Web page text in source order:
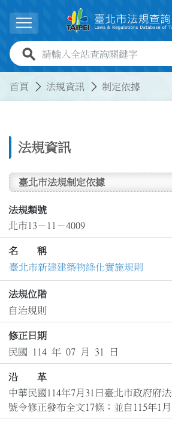
展開選單
全站查詢關鍵字欄位
首頁 法規資訊 制定依據
法規資訊
臺北市法規制定依據
法規類號
北市13－11－4009
名 稱
臺北市新建建築物綠化實施規則
法規位階
自治規則
修正日期
民國 114 年 07 月 31 日
沿 革
中華民國114年7月31日臺北市政府府
號令修正發布全文17條；並自115年1